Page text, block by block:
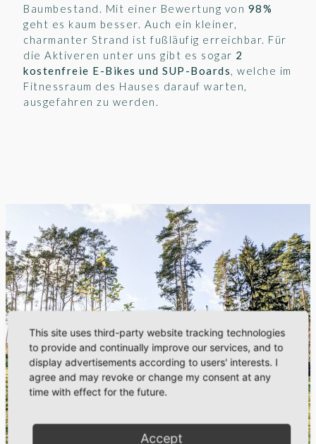
Baumbestand. Mit einer Bewertung von 98%
geht es kaum besser. Auch ein kleiner,
charmanter Strand ist fußläufig erreichbar. Für
die Aktiveren unter uns gibt es sogar 2
kostenfreie E-Bikes und SUP-Boards, welche im
Fitnessraum des Hauses darauf warten,
ausgefahren zu werden.
This site uses third-party website tracking technologies
to provide and continually improve our services, and to
display advertisements according to users' interests. I
agree and may revoke or change my consent at any
time with effect for the future.
Accept